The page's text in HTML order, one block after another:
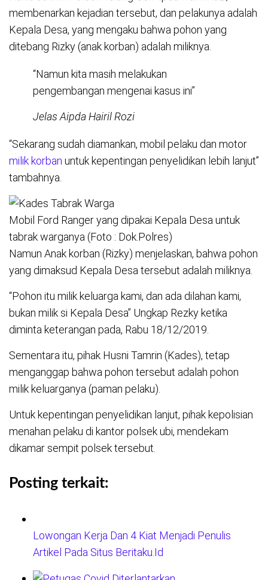
membenarkan kejadian tersebut, dan pelakunya adalah
Kepala Desa, yang mengaku bahwa pohon yang
ditebang Rizky (anak korban) adalah miliknya.
“Namun kita masih melakukan
pengembangan mengenai kasus ini”
Jelas Aipda Hairil Rozi
“Sekarang sudah diamankan, mobil pelaku dan motor
milik korban untuk kepentingan penyelidikan lebih lanjut”
tambahnya.
Mobil Ford Ranger yang dipakai Kepala Desa untuk
tabrak warganya (Foto : Dok.Polres)
Namun Anak korban (Rizky) menjelaskan, bahwa pohon
yang dimaksud Kepala Desa tersebut adalah miliknya.
“Pohon itu milik keluarga kami, dan ada dilahan kami,
bukan milik si Kepala Desa” Ungkap Rezky ketika
diminta keterangan pada, Rabu 18/12/2019.
Sementara itu, pihak Husni Tamrin (Kades), tetap
menganggap bahwa pohon tersebut adalah pohon
milik keluarganya (paman pelaku).
Untuk kepentingan penyelidikan lanjut, pihak kepolisian
menahan pelaku di kantor polsek ubi, mendekam
dikamar sempit polsek tersebut.
Posting terkait:
Lowongan Kerja Dan 4 Kiat Menjadi Penulis
Artikel Pada Situs Beritaku.Id